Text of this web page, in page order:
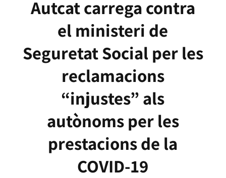
Autcat carrega contra
el ministeri de
Seguretat Social per les
reclamacions
“injustes” als
autònoms per les
prestacions de la
COVID-19